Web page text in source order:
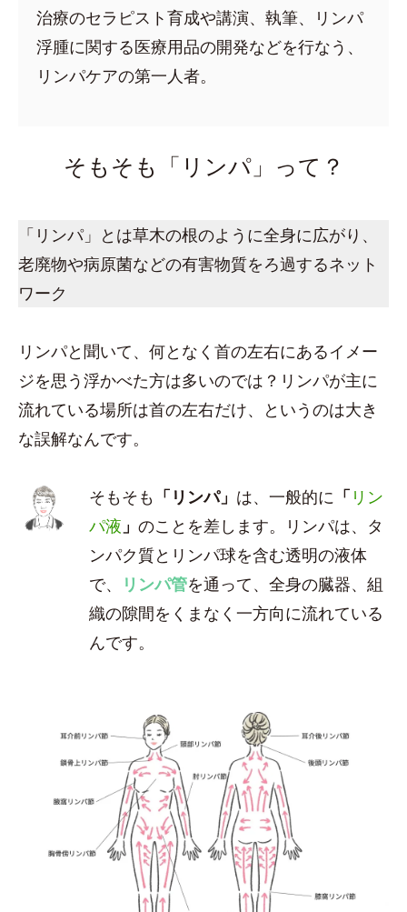
治療のセラピスト育成や講演、執筆、リンパ
浮腫に関する医療用品の開発などを行なう、
リンパケアの第一人者。
そもそも「リンパ」って？
「リンパ」とは草木の根のように全身に広がり、
老廃物や病原菌などの有害物質をろ過するネット
ワーク
リンパと聞いて、何となく首の左右にあるイメー
ジを思う浮かべた方は多いのでは？リンパが主に
流れている場所は首の左右だけ、というのは大き
な誤解なんです。
そもそも 「リンパ」 は、一般的に 「 リン
パ液 」のことを差します。リンパは、タ
ンパク質とリンパ球を含む透明の液体
で、
リンパ管を通って、全身の臓器、組
織の隙間をくまなく一方向に流れている
んです。